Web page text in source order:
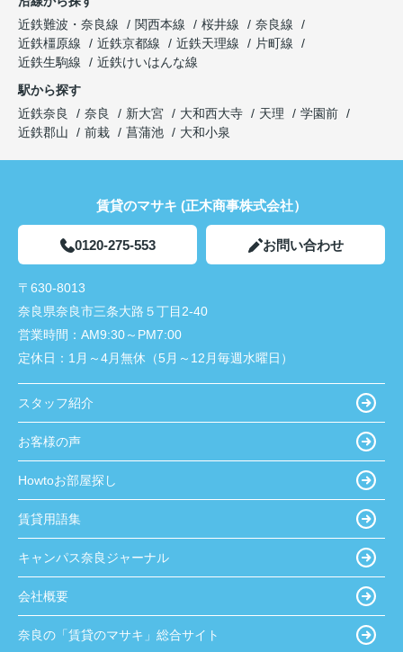
近鉄難波・奈良線
関西本線 桜井線
奈良線
近鉄橿原線
近鉄京都線 近鉄天理線
片町線
近鉄生駒線
近鉄けいはんな線
駅から探す
近鉄奈良
奈良 新大宮 大和西大寺 天理
学園前
近鉄郡山
前栽 菖蒲池 大和小泉
賃貸のマサキ (正木商事株式会社）
0120-275-553 お問い合わせ
〒630-8013
奈良県奈良市三条大路５丁目2-40
営業時間： AM9:30～PM7:00
定休日： 1月～4月無休（5月～12月毎週水曜日）
スタッフ紹介
お客様の声
Howtoお部屋探し
賃貸用語集
キャンパス奈良ジャーナル
会社概要
奈良の「賃貸のマサキ」総合サイト